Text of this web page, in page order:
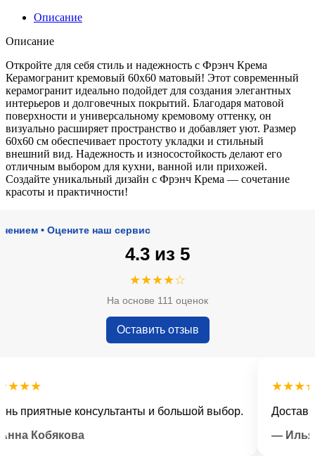
Описание
Описание
Откройте для себя стиль и надежность с Фрэнч Крема
Керамогранит кремовый 60х60 матовый! Этот современный
керамогранит идеально подойдет для создания элегантных
интерьеров и долговечных покрытий. Благодаря матовой
поверхности и универсальному кремовому оттенку, он
визуально расширяет пространство и добавляет уют. Размер
60х60 см обеспечивает простоту укладки и стильный
внешний вид. Надежность и износостойкость делают его
отличным выбором для кухни, ванной или прихожей.
Создайте уникальный дизайн с Фрэнч Крема — сочетание
красоты и практичности!
• Оцените наш сервис
4.3 из 5
★★★★☆
На основе 111 оценок
Оставить отзыв
консультанты и большой выбор.
Кобякова
★★★★★
Доставка
— Илья